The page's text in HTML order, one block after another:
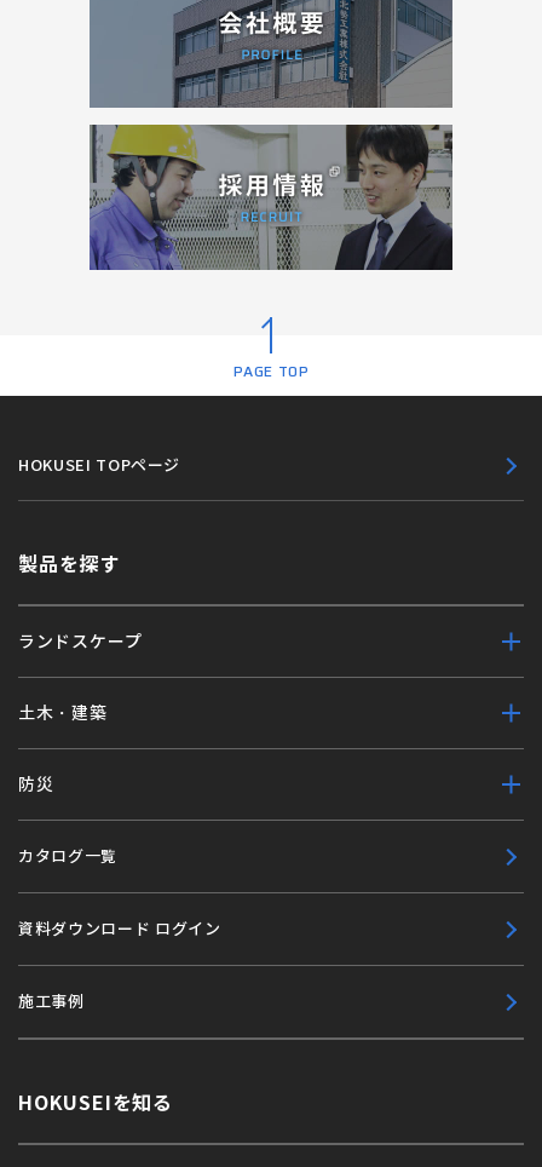
PAGE TOP
HOKUSEI TOPページ
製品を探す
ランドスケープ
土木・建築
防災
カタログ一覧
資料ダウンロード ログイン
施工事例
HOKUSEIを知る